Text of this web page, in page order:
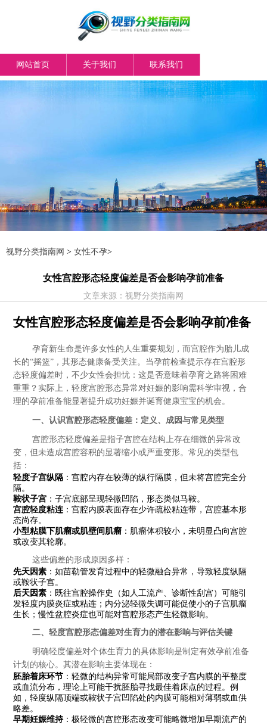
网站首页 关于我们 联系我们
视野分类指南网 > 女性不孕>
女性宫腔形态轻度偏差是否会影响孕前准备
文章来源：视野分类指南网
女性宫腔形态轻度偏差是否会影响孕前准备
孕育新生命是许多女性的人生重要规划，而宫腔作为胎儿成
长的“摇篮”，其形态健康备受关注。当孕前检查提示存在宫腔形
态轻度偏差时，不少女性会担忧：这是否意味着孕育之路将困难
重重？实际上，轻度宫腔形态异常对妊娠的影响需科学审视，合
理的孕前准备能显著提升成功妊娠并诞育健康宝宝的机会。
一、认识宫腔形态轻度偏差：定义、成因与常见类型
宫腔形态轻度偏差是指子宫腔在结构上存在细微的异常改
变，但未造成宫腔容积的显著缩小或严重变形。常见的类型包
括：
轻度子宫纵隔 ：宫腔内存在较薄的纵行隔膜，但未将宫腔完全分
隔。
鞍状子宫 ：子宫底部呈现轻微凹陷，形态类似马鞍。
宫腔轻度粘连 ：宫腔内膜表面存在少许疏松粘连带，宫腔基本形
态尚存。
小型粘膜下肌瘤或肌壁间肌瘤 ：肌瘤体积较小，未明显凸向宫腔
或改变其轮廓。
这些偏差的形成原因多样：
先天因素 ：如苗勒管发育过程中的轻微融合异常，导致轻度纵隔
或鞍状子宫。
后天因素 ：既往宫腔操作史（如人工流产、诊断性刮宫）可能引
发轻度内膜炎症或粘连；内分泌轻微失调可能促使小的子宫肌瘤
生长；慢性盆腔炎症也可能对宫腔形态产生轻微影响。
二、轻度宫腔形态偏差对生育力的潜在影响与评估关键
明确轻度偏差对个体生育力的具体影响是制定有效孕前准备
计划的核心。其潜在影响主要体现在：
胚胎着床环节 ：轻微的结构异常可能局部改变子宫内膜的平整度
或血流分布，理论上可能干扰胚胎寻找最佳着床点的过程。例
如，轻度纵隔顶端或鞍状子宫凹陷处的内膜可能相对薄弱或血供
略差。
早期妊娠维持：极轻微的宫腔形态改变可能略微增加早期流产的